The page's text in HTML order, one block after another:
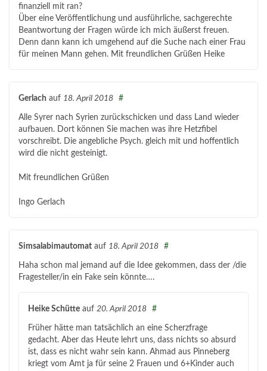
finanziell mit ran?
Über eine Veröffentlichung und ausführliche, sachgerechte
Beantwortung der Fragen würde ich mich äußerst freuen.
Denn dann kann ich umgehend auf die Suche nach einer Frau
für meinen Mann gehen. Mit freundlichen Grüßen Heike
Gerlach auf 18. April 2018 #
Alle Syrer nach Syrien zurückschicken und dass Land wieder
aufbauen. Dort können Sie machen was ihre Hetzfibel
vorschreibt. Die angebliche Psych. gleich mit und hoffentlich
wird die nicht gesteinigt.
Mit freundlichen Grüßen
Ingo Gerlach
Simsalabimautomat auf 18. April 2018 #
Haha schon mal jemand auf die Idee gekommen, dass der /die
Fragesteller/in ein Fake sein könnte….
Heike Schütte auf 20. April 2018 #
Früher hätte man tatsächlich an eine Scherzfrage
gedacht. Aber das Heute lehrt uns, dass nichts so absurd
ist, dass es nicht wahr sein kann. Ahmad aus Pinneberg
kriegt vom Amt ja für seine 2 Frauen und 6+Kinder auch